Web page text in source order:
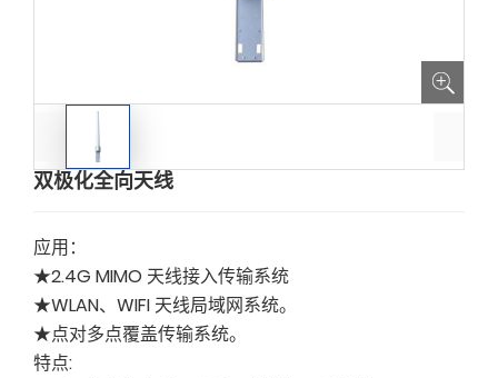
双极化全向天线
应用：
★2.4G MIMO 天线接入传输系统
★WLAN、WIFI 天线局域网系统。
★点对多点覆盖传输系统。
特点: